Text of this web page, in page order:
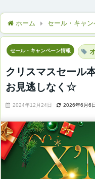
ホーム セール・キャ
セール・キャンペーン情報
クリスマスセール
お見逃しなく☆
2024年12月24日 2026年6月6日